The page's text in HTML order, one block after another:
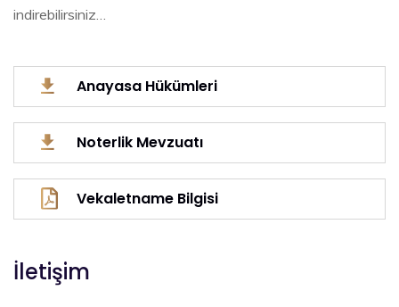
indirebilirsiniz…
Anayasa Hükümleri
Noterlik Mevzuatı
Vekaletname Bilgisi
İletişim